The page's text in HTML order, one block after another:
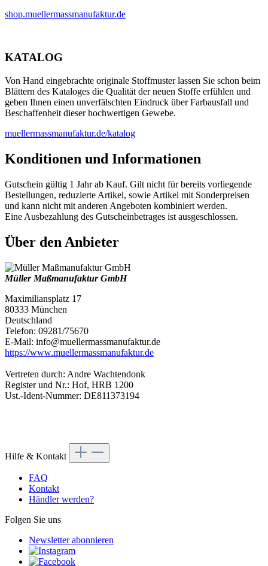
shop.muellermassmanufaktur.de
KATALOG
Von Hand eingebrachte originale Stoffmuster lassen Sie schon beim
Blättern des Kataloges die Qualität der neuen Stoffe erfühlen und
geben Ihnen einen unverfälschten Eindruck über Farbausfall und
Beschaffenheit dieser hochwertigen Gewebe.
muellermassmanufaktur.de/katalog
Konditionen und Informationen
Gutschein gültig 1 Jahr ab Kauf. Gilt nicht für bereits vorliegende
Bestellungen, reduzierte Artikel, sowie Artikel mit Sonderpreisen
und kann nicht mit anderen Angeboten kombiniert werden.
Eine Ausbezahlung des Gutscheinbetrages ist ausgeschlossen.
Über den Anbieter
Müller Maßmanufaktur GmbH
Maximiliansplatz 17
80333 München
Deutschland
Telefon: 09281/75670
E-Mail: info@muellermassmanufaktur.de
https://www.muellermassmanufaktur.de
Vertreten durch: Andre Wachtendonk
Register und Nr.: Hof, HRB 1200
Ust.-Ident-Nummer: DE811373194
Hilfe & Kontakt
FAQ
Kontakt
Händler werden?
Folgen Sie uns
Newsletter abonnieren